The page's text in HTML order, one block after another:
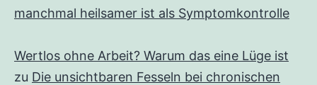
manchmal heilsamer ist als Symptomkontrolle
Wertlos ohne Arbeit? Warum das eine Lüge ist
zu Die unsichtbaren Fesseln bei chronischen